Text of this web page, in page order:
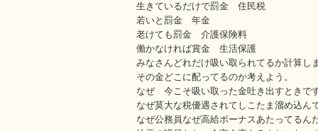
生きているだけで罰金 住民税
若いと罰金 年金
老けても罰金 介護保険料
働かなければ賞金 生活保護
みなさんどれだけ吸い取られてるか計算し
その金どこに配ってるのか考えよう。
なぜ 今こそ吸い取った金吐き出すときで
なぜ莫大な税優遇されてしこたま溜め込ん
なぜ公務員なぜ高給ボーナスあたってるん